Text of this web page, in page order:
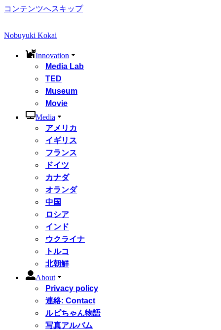
コンテンツへスキップ
Nobuyuki Kokai
Innovation
Media Lab
TED
Museum
Movie
Media
アメリカ
イギリス
フランス
ドイツ
カナダ
オランダ
中国
ロシア
インド
ウクライナ
トルコ
北朝鮮
About
Privacy policy
連絡: Contact
ルピちゃん物語
写真アルバム